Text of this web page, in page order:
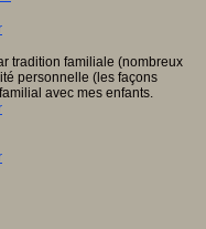
tradition familiale (nombreux
personnelle (les façons
avec mes enfants.